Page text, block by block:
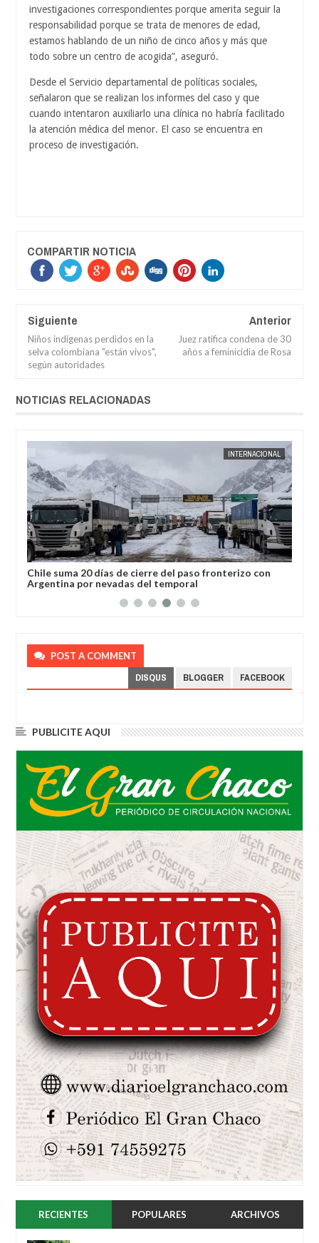
investigaciones correspondientes porque amerita seguir la
responsabilidad porque se trata de menores de edad,
estamos hablando de un niño de cinco años y más que
todo sobre un centro de acogida”, aseguró.
Desde el Servicio departamental de políticas sociales,
señalaron que se realizan los informes del caso y que
cuando intentaron auxiliarlo una clínica no habría facilitado
la atención médica del menor. El caso se encuentra en
proceso de investigación.
COMPARTIR NOTICIA
Siguiente
Niños indígenas perdidos en la
selva colombiana "están vivos",
según autoridades
Anterior
Juez ratifica condena de 30
años a feminicidia de Rosa
NOTICIAS RELACIONADAS
AUG 04, 2026
INTERNACIONAL
Chile suma 20 días de cierre del paso fronterizo con
Argentina por nevadas del temporal
POST A COMMENT
DISQUS BLOGGER FACEBOOK
PUBLICITE AQUI
RECIENTES POPULARES ARCHIVOS